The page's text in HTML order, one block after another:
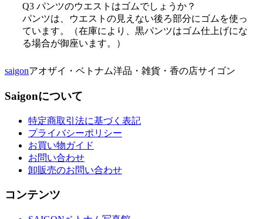
Q3 パンツのウエストはゴムでしょうか？
パンツは、ウエストの見えない後ろ部分にゴムを使っ
ています。（在庫により、黒パンツはゴム仕上げにな
る場合が御座います。）
saigonアオザイ・ベトナム洋品・雑貨・香の店サイゴン
Saigonについて
特定商取引法に基づく表記
プライバシーポリシー
お買い物ガイド
お問い合わせ
卸販売のお問い合わせ
コンテンツ